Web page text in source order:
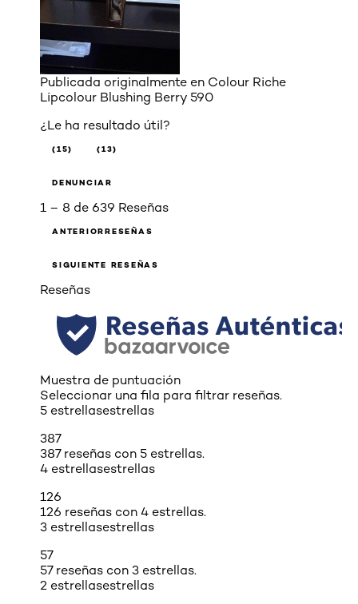
Publicada originalmente en Colour Riche
Lipcolour Blushing Berry 590
¿Le ha resultado útil?
(15) (13)
DENUNCIAR
1 – 8 de 639 Reseñas
ANTERIORRESEÑAS
SIGUIENTE RESEÑAS
Reseñas
Muestra de puntuación
Seleccionar una fila para filtrar reseñas.
5 estrellasestrellas
387
387 reseñas con 5 estrellas.
4 estrellasestrellas
126
126 reseñas con 4 estrellas.
3 estrellasestrellas
57
57 reseñas con 3 estrellas.
2 estrellasestrellas